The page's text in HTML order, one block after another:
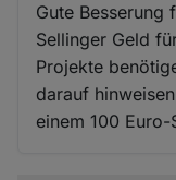
Gute Besserung
Sellinger Geld
Projekte
darauf
einem 100